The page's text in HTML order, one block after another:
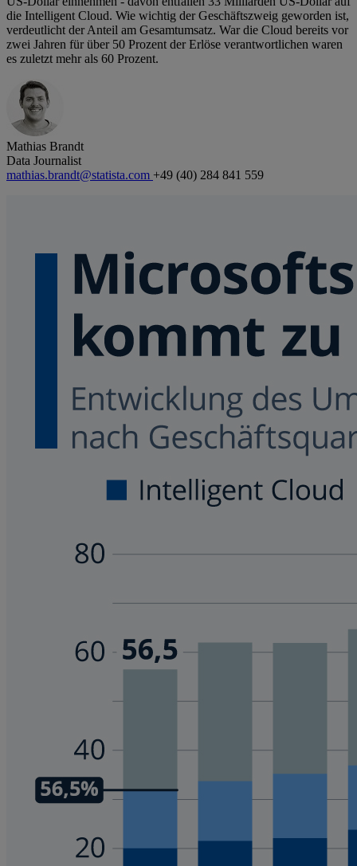
die Intelligent Cloud. Wie wichtig der Geschäftszweig geworden ist,
verdeutlicht der Anteil am Gesamtumsatz. War die Cloud bereits vor
zwei Jahren für über 50 Prozent der Erlöse verantwortlichen waren
es zuletzt mehr als 60 Prozent.
Mathias Brandt
Data Journalist
mathias.brandt@statista.com +49 (40) 284 841 559